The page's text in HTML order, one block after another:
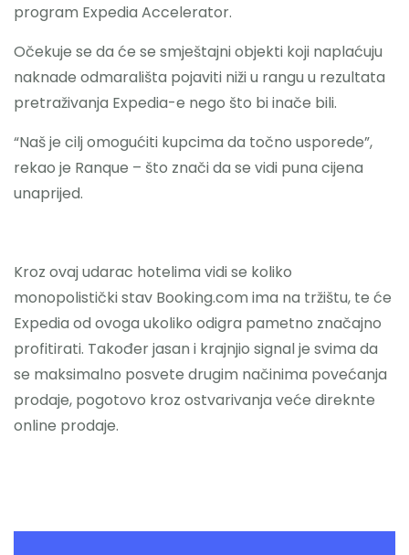
program Expedia Accelerator.
Očekuje se da će se smještajni objekti koji naplaćuju
naknade odmarališta pojaviti niži u rangu u rezultata
pretraživanja Expedia-e nego što bi inače bili.
“Naš je cilj omogućiti kupcima da točno usporede”,
rekao je Ranque – što znači da se vidi puna cijena
unaprijed.
Kroz ovaj udarac hotelima vidi se koliko
monopolistički stav Booking.com ima na tržištu, te će
Expedia od ovoga ukoliko odigra pametno značajno
profitirati. Također jasan i krajnjio signal je svima da
se maksimalno posvete drugim načinima povećanja
prodaje, pogotovo kroz ostvarivanja veće direknte
online prodaje.